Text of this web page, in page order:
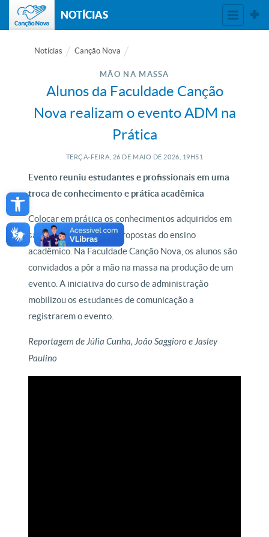
Open toolbar
NOTÍCIAS
Notícias Canção Nova
MÃO NA MASSA
Alunos da Faculdade Canção
Nova realizam o evento ADM na
Prática
TERÇA-FEIRA, 26 DE MAIO DE 2026, 19H51
Evento reuniu estudantes e profissionais em uma
troca de conhecimento e prática acadêmica
Colocar em prática os conhecimentos adquiridos em
sala de aula é uma das propostas do ensino
acadêmico. Na Faculdade Canção Nova, os alunos são
convidados a pôr a mão na massa na produção de um
evento. A iniciativa do curso de administração
mobilizou os estudantes de comunicação a
registrarem o evento.
Reportagem de Júlia Cunha, João Saggioro e Jasley
Paulino